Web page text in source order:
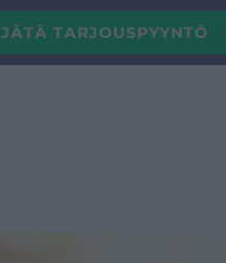
JÄTÄ TARJOUSPYYNTÖ